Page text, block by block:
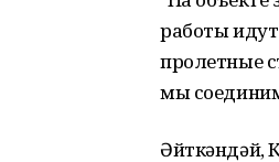
работы
пролетные
мы
Әйткәндәй,